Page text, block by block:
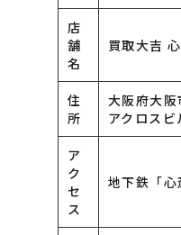
店
舗
名
買取大吉
住
所
大阪府大
アクロスビ
ア
ク
セ
ス
地下鉄「